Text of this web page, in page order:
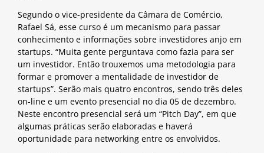
Segundo o vice-presidente da Câmara de Comércio,
Rafael Sá, esse curso é um mecanismo para passar
conhecimento e informações sobre investidores anjo em
startups. “Muita gente perguntava como fazia para ser
um investidor. Então trouxemos uma metodologia para
formar e promover a mentalidade de investidor de
startups”. Serão mais quatro encontros, sendo três deles
on-line e um evento presencial no dia 05 de dezembro.
Neste encontro presencial será um “Pitch Day”, em que
algumas práticas serão elaboradas e haverá
oportunidade para networking entre os envolvidos.